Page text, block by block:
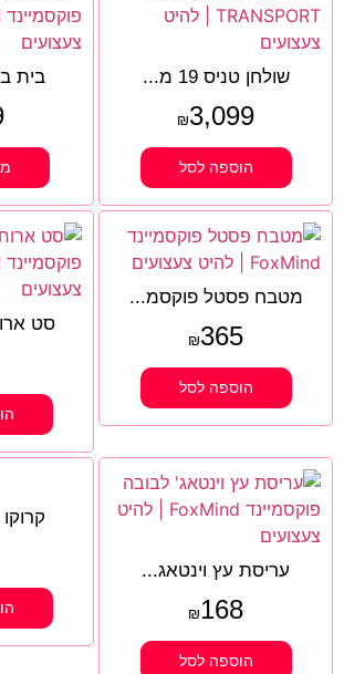
שולחן טניס 19 מ...
₪3,099
הוספה לסל
בית
מטבח פסטל פוקסמ...
₪365
הוספה לסל
סט
עריסת עץ וינטאג...
₪168
הוספה לסל